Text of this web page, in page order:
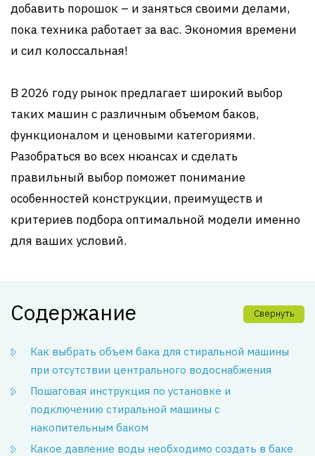
добавить порошок – и заняться своими делами,
пока техника работает за вас. Экономия времени
и сил колоссальная!
В 2026 году рынок предлагает широкий выбор
таких машин с различным объемом баков,
функционалом и ценовыми категориями.
Разобраться во всех нюансах и сделать
правильный выбор поможет понимание
особенностей конструкции, преимуществ и
критериев подбора оптимальной модели именно
для ваших условий.
Содержание Свернуть
Как выбрать объем бака для стиральной машины
при отсутствии центрального водоснабжения
Пошаговая инструкция по установке и
подключению стиральной машины с
накопительным баком
Какое давление воды необходимо создать в баке